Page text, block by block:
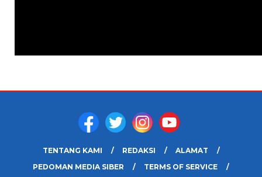
TENTANG KAMI REDAKSI
ALAMAT
PEDOMAN MEDIA SIBER
TERMS OF SERVICE